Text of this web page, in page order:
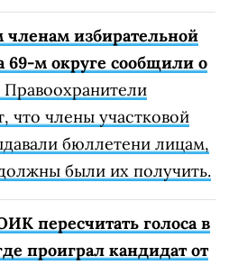
ВЫБОРЫ В
"Слуга народа"
кампанию больше
партия, которая
ни одной гривни.